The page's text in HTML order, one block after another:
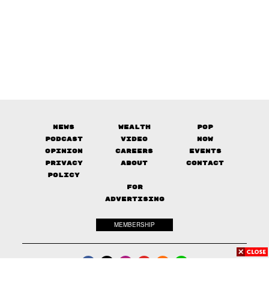
News Wealth
Pop
Podcast
Video
Now
Opinion
Careers
Events
Privacy
Policy
About Contact
FOR
ADVERTISING
MEMBERSHIP